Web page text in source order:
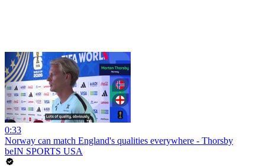
0:33
Norway can match England's qualities everywhere - Thorsby
beIN SPORTS USA